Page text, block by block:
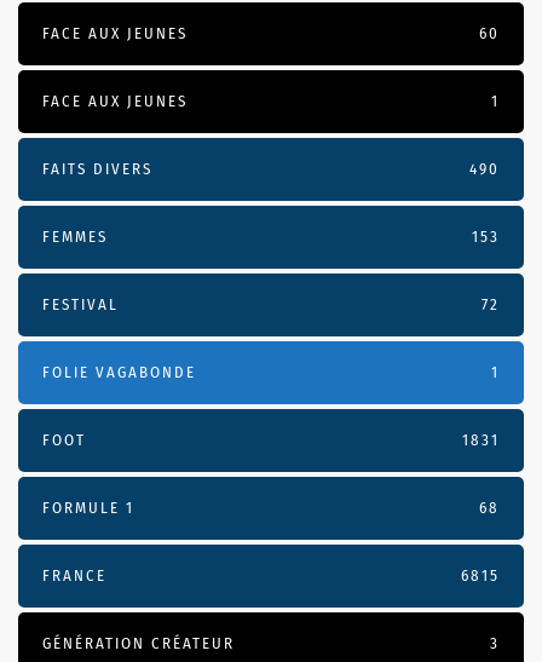
FACE AUX JEUNES 60
FACE AUX JEUNES 1
FAITS DIVERS 490
FEMMES 153
FESTIVAL 72
FOLIE VAGABONDE 1
FOOT 1831
FORMULE 1 68
FRANCE 6815
GÉNÉRATION CRÉATEUR 3